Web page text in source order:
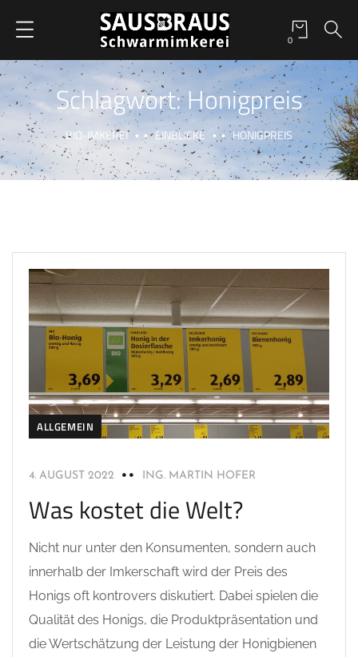
0
Schlagwort:Honigpreis
BIO-IMKEREI EINBLICKE HONIGPREIS
ALLGEMEIN
4. AUGUST 2022 ING. MARTIN HOFER
Was kostet die Welt?
Nicht nur unter den Konsumenten, sondern auch
innerhalb der Imkerschaft wird der Preis des
Honigs oft kontrovers diskutiert. Dabei spielen die
Qualität des Honigs, die Produktpräsentation und
die Wertschätzung der Leistung der Honigbienen